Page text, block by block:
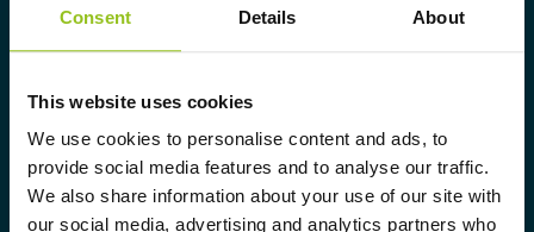
Consent Details About
This website uses cookies
We use cookies to personalise content and ads, to
provide social media features and to analyse our traffic.
We also share information about your use of our site with
our social media, advertising and analytics partners who
Aura Light grundades 1930 under
varumärket LUMA. Härifrån har vi
fortsatt att utveckla vår
spetskompetens inom belysning och
erbjuder marknaden ett komplett
sortiment av skräddarsydda,